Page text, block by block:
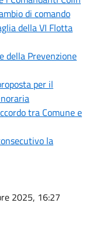
di comando
della VI Flotta
della Prevenzione
per il
tra Comune e
la
2025, 16:27